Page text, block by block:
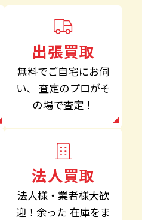
出張買取
無料でご自宅にお伺
い、
査定のプロがそ
の場で査定！
法人買取
法人様・業者様大歓
迎！余った 在庫をま